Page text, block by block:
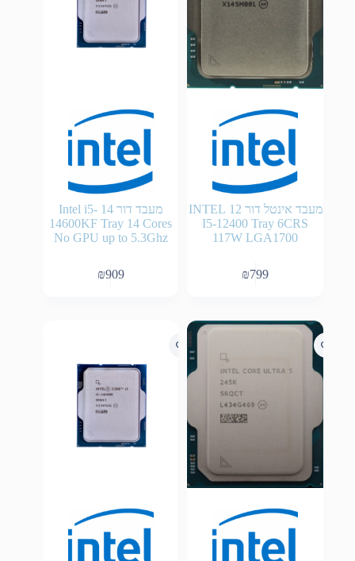
מעבד אינטל דור 12 INTEL
I5-12400 Tray 6CRS
117W LGA1700
₪799
מעבד דור 14 Intel i5-
14600KF Tray 14 Cores
No GPU up to 5.3Ghz
₪909